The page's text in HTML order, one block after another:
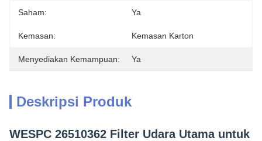
Saham: Ya
Kemasan: Kemasan Karton
Menyediakan Kemampuan: Ya
Deskripsi Produk
WESPC 26510362 Filter Udara Utama untuk